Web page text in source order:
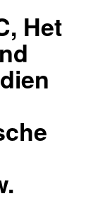
Het